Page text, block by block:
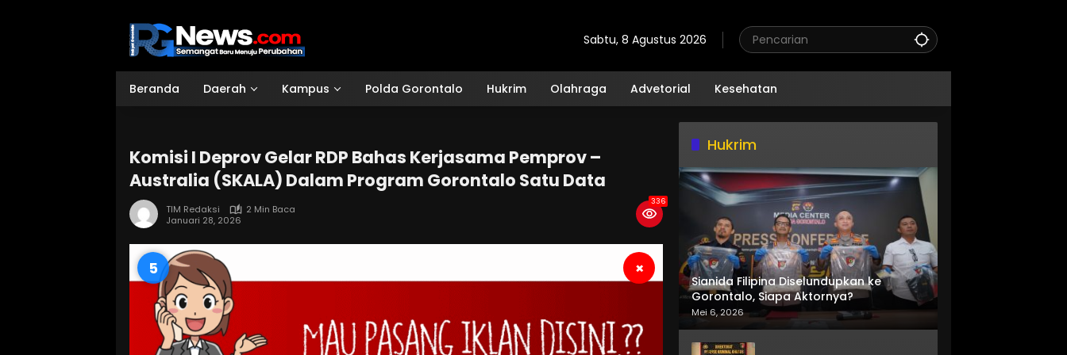
Sabtu, 8 Agustus 2026
Beranda Daerah Kampus Polda Gorontalo Hukrim Olahraga Advetorial Kesehatan
Komisi I Deprov Gelar RDP Bahas Kerjasama Pemprov –
Australia (SKALA) Dalam Program Gorontalo Satu Data
TIM Redaksi
2 Min Baca
Januari 28, 2026
336
4 ×
Hukrim
Sianida Filipina Diselundupkan ke
Gorontalo, Siapa Aktornya?
Mei 6, 2026